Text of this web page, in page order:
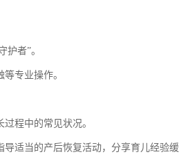
护者”。
专业操作。
程中的常见状况。
适当的产后恢复活动，分享育儿经验